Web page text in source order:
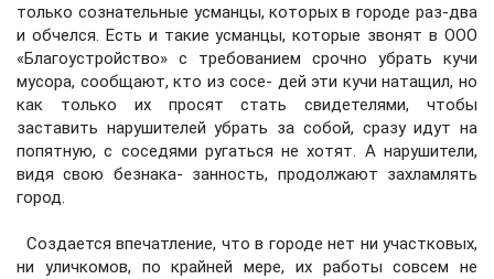
только сознательные усманцы, которых в городе раз-два
и обчелся. Есть и такие усманцы, которые звонят в ООО
«Благоустройство» с требованием срочно убрать кучи
мусора, сообщают, кто из сосе- дей эти кучи натащил, но
как только их просят стать свидетелями, чтобы
заставить нарушителей убрать за собой, сразу идут на
попятную, с соседями ругаться не хотят. А нарушители,
видя свою безнака- занность, продолжают захламлять
город.
Создается впечатление, что в городе нет ни участковых,
ни уличкомов, по крайней мере, их работы совсем не